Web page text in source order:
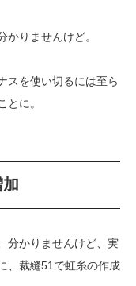
りませんけど。
スを使い切るには至ら
とに。
分かりませんけど、実
、裁縫51で虹糸の作成